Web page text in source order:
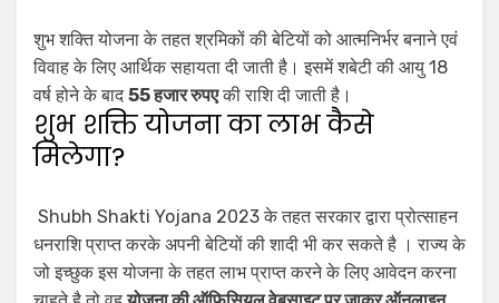
शुभ शक्ति योजना के तहत श्रमिकों की बेटियों को आत्मनिर्भर बनाने एवं
विवाह के लिए आर्थिक सहायता दी जाती है। इसमें शबेटी की आयु 18
वर्ष होने के बाद55 हजार रुपएकी राशि दी जाती है।
शुभ शक्ति योजना का लाभ कैसे
मिलेगा?
Shubh Shakti Yojana 2023 के तहत सरकार द्वारा प्रोत्साहन
धनराशि प्राप्त करके अपनी बेटियों की शादी भी कर सकते है । राज्य के
जो इच्छुक इस योजना के तहत लाभ प्राप्त करने के लिए आवेदन करना